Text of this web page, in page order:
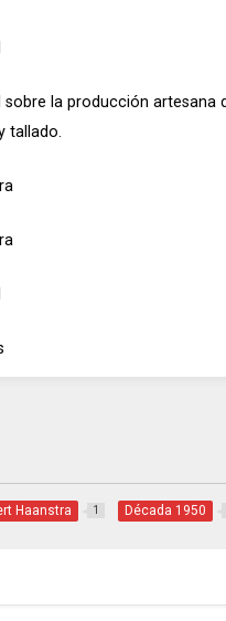
sobre la producción
tallado.
Haanstra 1 Década 1950